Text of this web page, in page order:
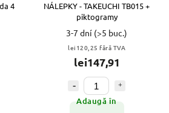
4
NÁLEPKY - TAKEUCHI TB015 +
piktogramy
3-7 dní (>5 buc.)
lei120,25 fără TVA
lei147,91
Adaugă în